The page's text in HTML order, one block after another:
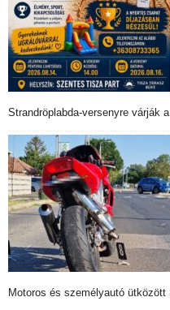
Strandröplabda-versenyre várják
Motoros és személyautó